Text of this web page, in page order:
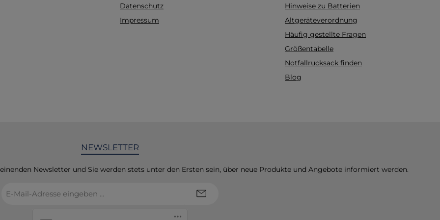
Datenschutz
Impressum
Hinweise zu Batterien
Altgeräteverordnung
Häufig gestellte Fragen
Größentabelle
Notfallrucksack finden
Blog
NEWSLETTER
Newsletter und Sie werden stets unter den Ersten sein, über neue Produkte und Angebote informiert werden.
Mail-